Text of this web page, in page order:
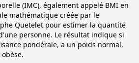
(IMC), également appelé BMI en
mathématique créée par le
Quetelet pour estimer la quantité
personne. Le résultat indique si
pondérale, a un poids normal,